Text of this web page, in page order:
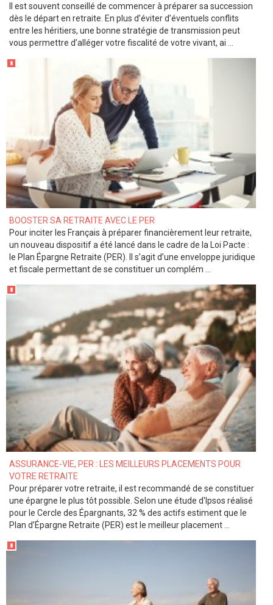
Il est souvent conseillé de commencer à préparer sa succession
dès le départ en retraite. En plus d’éviter d’éventuels conflits
entre les héritiers, une bonne stratégie de transmission peut
vous permettre d’alléger votre fiscalité de votre vivant, ai ...
BOOSTER SA RETRAITE AVEC LE PER
Pour inciter les Français à préparer financièrement leur retraite,
un nouveau dispositif a été lancé dans le cadre de la Loi Pacte :
le Plan Épargne Retraite (PER). Il s’agit d’une enveloppe juridique
et fiscale permettant de se constituer un complém ...
ASSURANCE-VIE, PER : LES MEILLEURS PLACEMENTS POUR
VOTRE RETRAITE
Pour préparer votre retraite, il est recommandé de se constituer
une épargne le plus tôt possible. Selon une étude d'Ipsos réalisé
pour le Cercle des Épargnants, 32 % des actifs estiment que le
Plan d’Épargne Retraite (PER) est le meilleur placement ...